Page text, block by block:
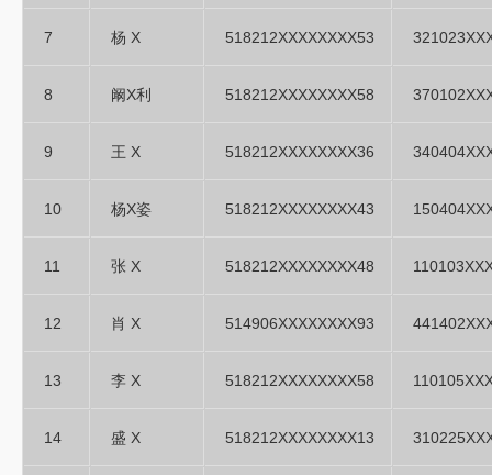
7 杨 X 518212XXXXXXXX53
8 阚X利 518212XXXXXXXX58
9 王 X 518212XXXXXXXX36
10 杨X姿 518212XXXXXXXX43
11 张 X 518212XXXXXXXX48
12 肖 X 514906XXXXXXXX93
13 李 X 518212XXXXXXXX58
14 盛 X 518212XXXXXXXX13